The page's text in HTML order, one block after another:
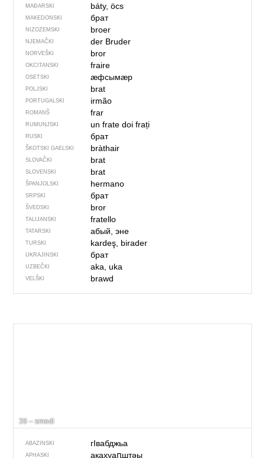
MAĐARSKI báty, öcs
MAKEDONSKI брат
NIZOZEMSKI broer
NJEMAČKI der Bruder
NORVEŠKI bror
OKCITANSKI fraire
OSETSKI ӕфсымӕр
POLJSKI brat
PORTUGALSKI irmão
ROMANŠ frar
RUMUNJSKI un fratedoi frați
RUSKI брат
ŠKOTSKI GAELSKI bràthair
SLOVAČKI brat
SLOVENSKI brat
ŠPANJOLSKI hermano
SRPSKI брат
ŠVEDSKI bror
TALIJANSKI fratello
TATARSKI абый, эне
TURSKI kardeş, birader
UKRAJINSKI брат
UZBEČKI aka, uka
VELŠKI brawd
39 – smeđi
ABAZINSKI гIвабджьа
APHASKI акаҳуаԥштəы